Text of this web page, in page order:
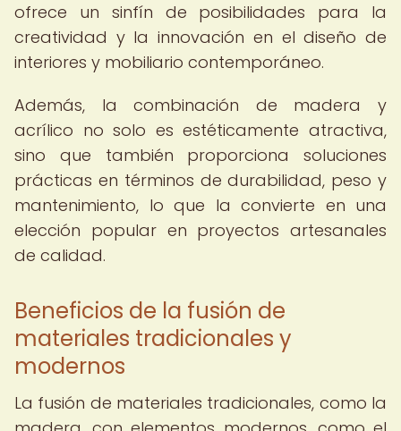
ofrece un sinfín de posibilidades para la
creatividad y la innovación en el diseño de
interiores y mobiliario contemporáneo.
Además, la combinación de madera y
acrílico no solo es estéticamente atractiva,
sino que también proporciona soluciones
prácticas en términos de durabilidad, peso y
mantenimiento, lo que la convierte en una
elección popular en proyectos artesanales
de calidad.
Beneficios de la fusión de
materiales tradicionales y
modernos
La fusión de materiales tradicionales, como la